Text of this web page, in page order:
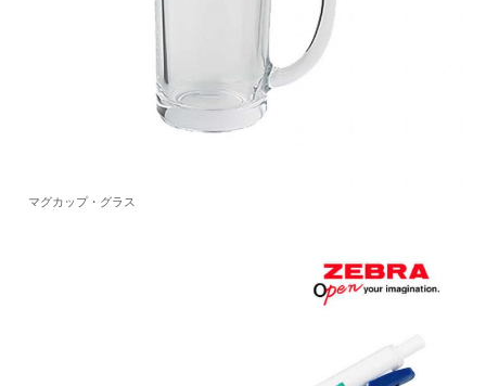
マグカップ・グラス